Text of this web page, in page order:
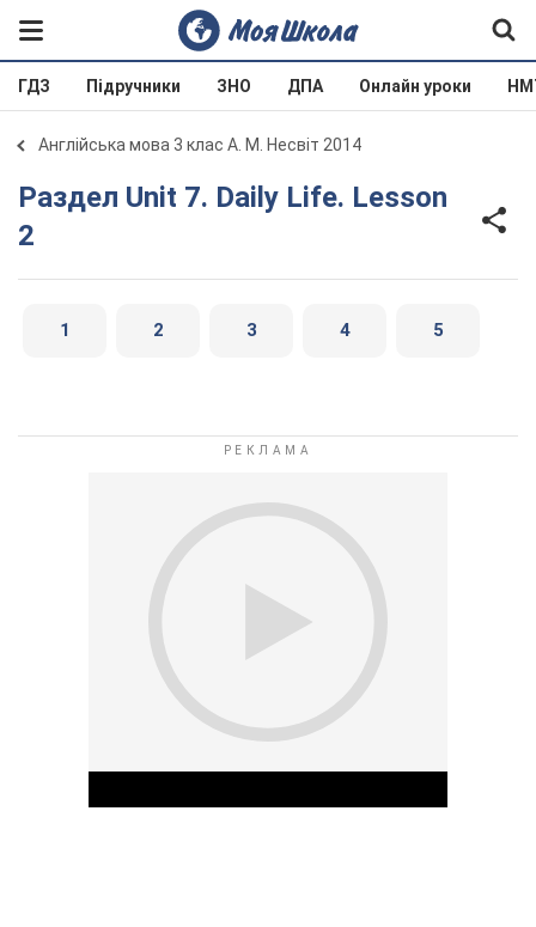
ГДЗ Підручники ЗНО ДПА Онлайн уроки
Англійська мова 3 клас А. М. Несвіт 2014
Раздел Unit 7. Daily Life. Lesson
2
1 2 3 4 5